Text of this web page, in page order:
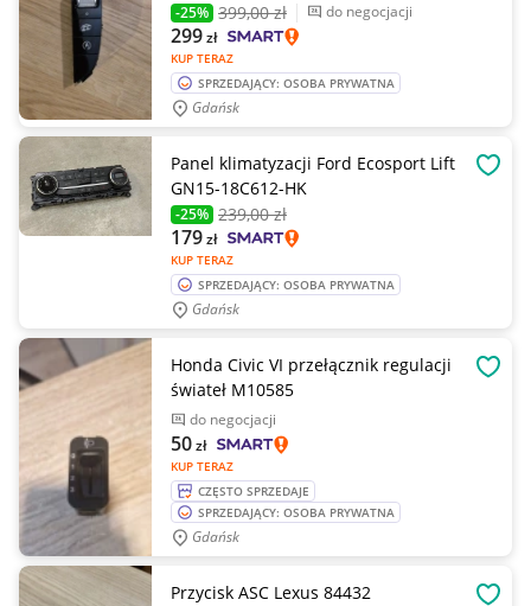
-25% 399,00 zł do negocjacji
KUP TERAZ
299zł
SPRZEDAJĄCY: OSOBA PRYWATNA
Gdańsk
Panel klimatyzacji Ford Ecosport Lift
GN15-18C612-HK
-25% 239,00 zł
KUP TERAZ
179zł
SPRZEDAJĄCY: OSOBA PRYWATNA
Gdańsk
Honda Civic VI przełącznik regulacji
świateł M10585
do negocjacji
KUP TERAZ
50zł
CZĘSTO SPRZEDAJE
SPRZEDAJĄCY: OSOBA PRYWATNA
Gdańsk
Przycisk ASC Lexus 84432